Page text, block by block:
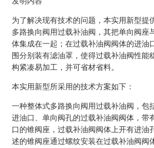
为了解决现有技术的问题，本实用新型提
多路换向阀用过载补油阀，其把单向阀座
体集成在一起；在过载补油阀阀体的进油
围分别装有滤油罩，使得过载补油阀性能
构紧凑易加工，并可省材省料。
本实用新型所采用的技术方案如下：
一种整体式多路换向阀用过载补油阀，包
进油口、单向阀孔的过载补油阀阀体，带
口的锥阀座，过载补油阀阀体上开有进油
述的锥阀座通过螺纹安装在过载补油阀阀